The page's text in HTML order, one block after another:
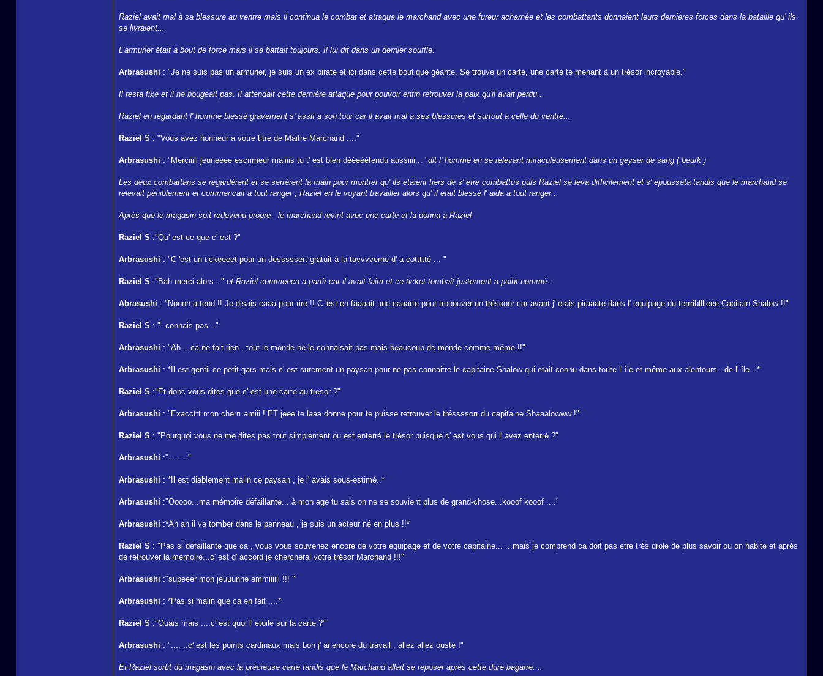
Raziel avait mal à sa blessure au ventre mais il continua le combat et attaqua le marchand avec une fureur acharnée et les combattants donnaient leurs dernieres forces dans la bataille qu' ils
se livraient...
L'armurier était à bout de force mais il se battait toujours. Il lui dit dans un dernier souffle.
Arbrasushi : "Je ne suis pas un armurier, je suis un ex pirate et ici dans cette boutique géante. Se trouve un carte, une carte te menant à un trésor incroyable."
Il resta fixe et il ne bougeait pas. Il attendait cette dernière attaque pour pouvoir enfin retrouver la paix qu'il avait perdu...
Raziel en regardant l' homme blessé gravement s' assit a son tour car il avait mal a ses blessures et surtout a celle du ventre...
Raziel S : "Vous avez honneur a votre titre de Maitre Marchand ...."
Arbrasushi : "Merciiiii jeuneeee escrimeur maiiiis tu t' est bien déééééfendu aussiiii... "dit l' homme en se relevant miraculeusement dans un geyser de sang ( beurk )
Les deux combattans se regardérent et se serrérent la main pour montrer qu' ils etaient fiers de s' etre combattus puis Raziel se leva difficilement et s' epousseta tandis que le marchand se
relevait péniblement et commencait a tout ranger , Raziel en le voyant travailler alors qu' il etait blessé l' aida a tout ranger...
Aprés que le magasin soit redevenu propre , le marchand revint avec une carte et la donna a Raziel
Raziel S :"Qu' est-ce que c' est ?"
Arbrasushi : "C 'est un tickeeeet pour un desssssert gratuit à la tavvvverne d' a cottttté ... "
Raziel S :"Bah merci alors..." et Raziel commenca a partir car il avait faim et ce ticket tombait justement a point nommé..
Abrasushi : "Nonnn attend !! Je disais caaa pour rire !! C 'est en faaaait une caaarte pour trooouver un trésooor car avant j' etais piraaate dans l' equipage du terrriblllleee Capitain Shalow !!"
Raziel S : "..connais pas .."
Arbrasushi : "Ah ...ca ne fait rien , tout le monde ne le connaisait pas mais beaucoup de monde comme même !!"
Arbrasushi : *Il est gentil ce petit gars mais c' est surement un paysan pour ne pas connaitre le capitaine Shalow qui etait connu dans toute l' île et même aux alentours...de l' île...*
Raziel S :"Et donc vous dites que c' est une carte au trésor ?"
Arbrasushi : "Exaccttt mon cherrr amiii ! ET jeee te laaa donne pour te puisse retrouver le tréssssorr du capitaine Shaaalowww !"
Raziel S : "Pourquoi vous ne me dites pas tout simplement ou est enterré le trésor puisque c' est vous qui l' avez enterré ?"
Arbrasushi :"..... .."
Arbrasushi : *Il est diablement malin ce paysan , je l' avais sous-estimé..*
Arbrasushi :"Ooooo...ma mémoire défaillante....à mon age tu sais on ne se souvient plus de grand-chose...kooof kooof ...."
Arbrasushi :*Ah ah il va tomber dans le panneau , je suis un acteur né en plus !!*
Raziel S : "Pas si défaillante que ca , vous vous souvenez encore de votre equipage et de votre capitaine... ...mais je comprend ca doit pas etre trés drole de plus savoir ou on habite et aprés
de retrouver la mémoire...c' est d' accord je chercherai votre trésor Marchand !!!"
Arbrasushi :"supeeer mon jeuuunne ammiiiiii !!! "
Arbrasushi : *Pas si malin que ca en fait ....*
Raziel S :"Ouais mais ....c' est quoi l' etoile sur la carte ?"
Arbrasushi : ".... ..c' est les points cardinaux mais bon j' ai encore du travail , allez allez ouste !"
Et Raziel sortit du magasin avec la précieuse carte tandis que le Marchand allait se reposer aprés cette dure bagarre....